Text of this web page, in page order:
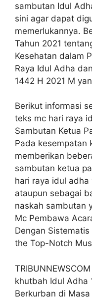
sambutan Idul
sini agar dapat
memerlukannya.
Tahun 2021
Kesehatan dalam
Raya Idul Adha
1442 H 2021 M
Berikut informasi
teks mc hari raya
Sambutan Ketua
Pada kesempatan
memberikan
sambutan ketua
hari raya idul
ataupun sebagai
naskah sambutan
Mc Pembawa
Dengan
the Top-Notch
khutbah Idul Adha
Berkurban di